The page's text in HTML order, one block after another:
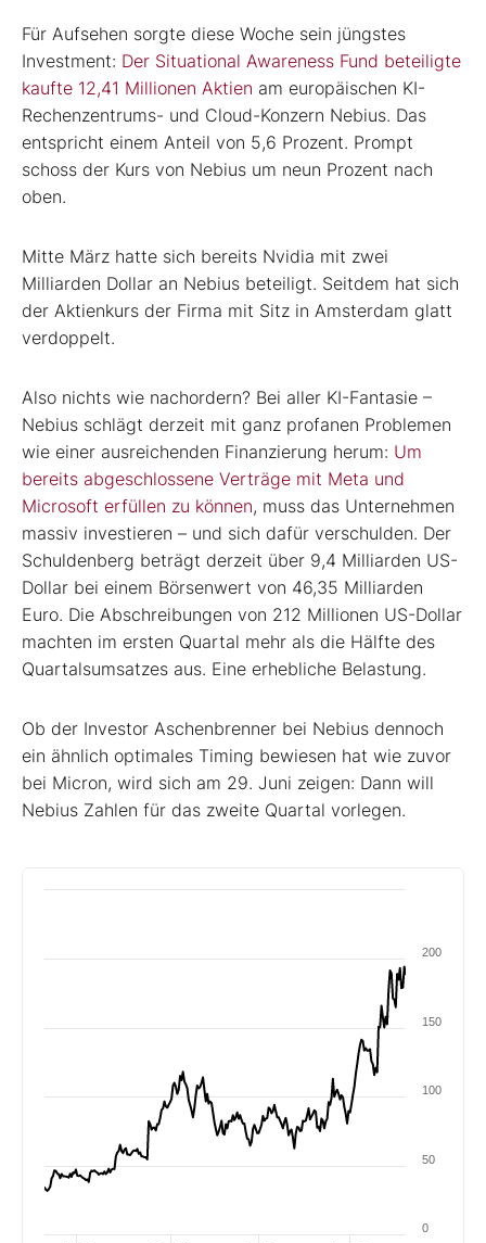
Für Aufsehen sorgte diese Woche sein jüngstes
Investment: Der Situational Awareness Fund beteiligte
kaufte 12,41 Millionen Aktien am europäischen KI-
Rechenzentrums- und Cloud-Konzern Nebius. Das
entspricht einem Anteil von 5,6 Prozent. Prompt
schoss der Kurs von Nebius um neun Prozent nach
oben.
Mitte März hatte sich bereits Nvidia mit zwei
Milliarden Dollar an Nebius beteiligt. Seitdem hat sich
der Aktienkurs der Firma mit Sitz in Amsterdam glatt
verdoppelt.
Also nichts wie nachordern? Bei aller KI-Fantasie –
Nebius schlägt derzeit mit ganz profanen Problemen
wie einer ausreichenden Finanzierung herum: Um
bereits abgeschlossene Verträge mit Meta und
Microsoft erfüllen zu können, muss das Unternehmen
massiv investieren – und sich dafür verschulden. Der
Schuldenberg beträgt derzeit über 9,4 Milliarden US-
Dollar bei einem Börsenwert von 46,35 Milliarden
Euro. Die Abschreibungen von 212 Millionen US-Dollar
machten im ersten Quartal mehr als die Hälfte des
Quartalsumsatzes aus. Eine erhebliche Belastung.
Ob der Investor Aschenbrenner bei Nebius dennoch
ein ähnlich optimales Timing bewiesen hat wie zuvor
bei Micron, wird sich am 29. Juni zeigen: Dann will
Nebius Zahlen für das zweite Quartal vorlegen.
0
50
100
150
200